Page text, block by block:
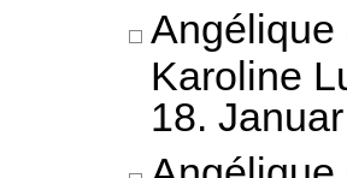
Angélique
Karoline
18.